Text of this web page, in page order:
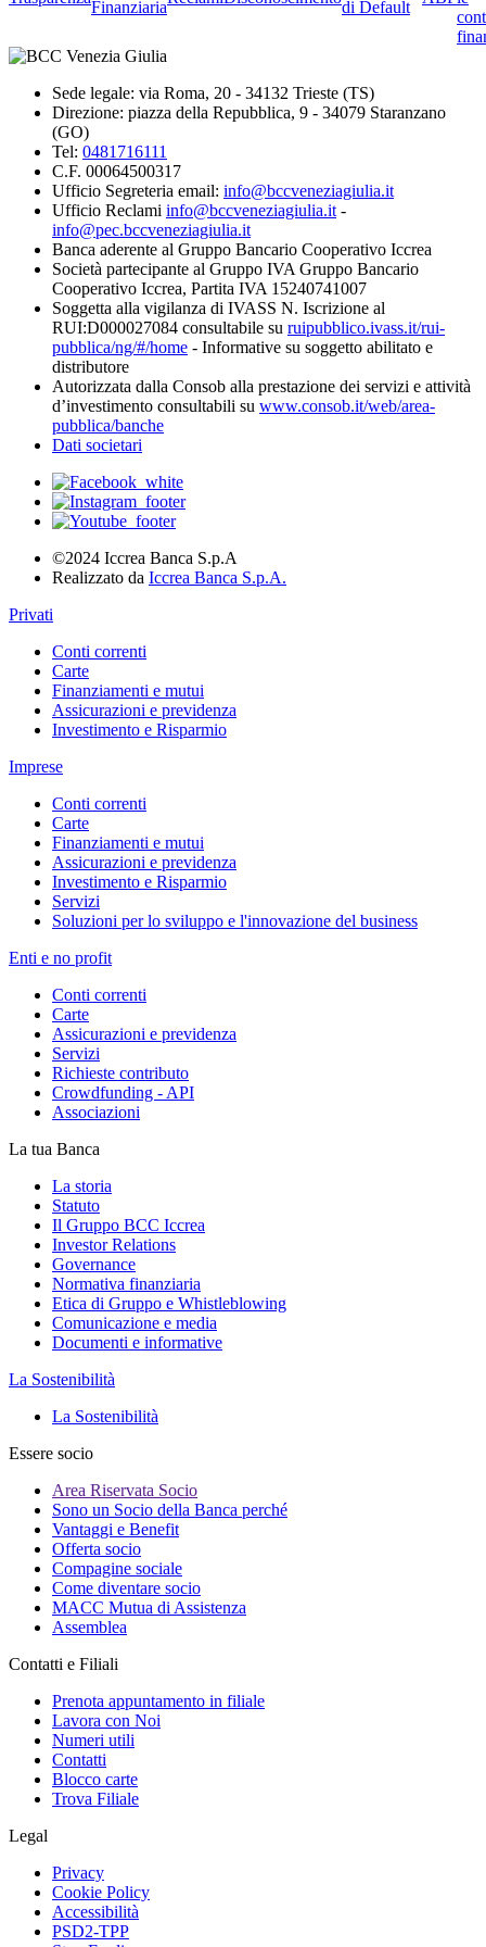
Finanziaria di Default
Sede legale: via Roma, 20 - 34132 Trieste (TS)
Direzione: piazza della Repubblica, 9 - 34079 Staranzano
(GO)
Tel: 0481716111
C.F. 00064500317
Ufficio Segreteria email: info@bccveneziagiulia.it
Ufficio Reclami info@bccveneziagiulia.it -
info@pec.bccveneziagiulia.it
Banca aderente al Gruppo Bancario Cooperativo Iccrea
Società partecipante al Gruppo IVA Gruppo Bancario
Cooperativo Iccrea, Partita IVA 15240741007
Soggetta alla vigilanza di IVASS N. Iscrizione al
RUI:D000027084 consultabile su ruipubblico.ivass.it/rui-
pubblica/ng/#/home - Informative su soggetto abilitato e
distributore
Autorizzata dalla Consob alla prestazione dei servizi e attività
d’investimento consultabili su www.consob.it/web/area-
pubblica/banche
Dati societari
©2024 Iccrea Banca S.p.A
Realizzato da Iccrea Banca S.p.A.
Privati
Conti correnti
Carte
Finanziamenti e mutui
Assicurazioni e previdenza
Investimento e Risparmio
Imprese
Conti correnti
Carte
Finanziamenti e mutui
Assicurazioni e previdenza
Investimento e Risparmio
Servizi
Soluzioni per lo sviluppo e l'innovazione del business
Enti e no profit
Conti correnti
Carte
Assicurazioni e previdenza
Servizi
Richieste contributo
Crowdfunding - API
Associazioni
La tua Banca
La storia
Statuto
Il Gruppo BCC Iccrea
Investor Relations
Governance
Normativa finanziaria
Etica di Gruppo e Whistleblowing
Comunicazione e media
Documenti e informative
La Sostenibilità
La Sostenibilità
Essere socio
Area Riservata Socio
Sono un Socio della Banca perché
Vantaggi e Benefit
Offerta socio
Compagine sociale
Come diventare socio
MACC Mutua di Assistenza
Assemblea
Contatti e Filiali
Prenota appuntamento in filiale
Lavora con Noi
Numeri utili
Contatti
Blocco carte
Trova Filiale
Legal
Privacy
Cookie Policy
Accessibilità
PSD2-TPP